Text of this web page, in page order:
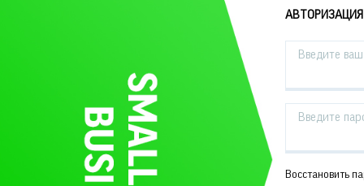
АВТОРИЗАЦИЯ
Введите
Введите
Восстановить